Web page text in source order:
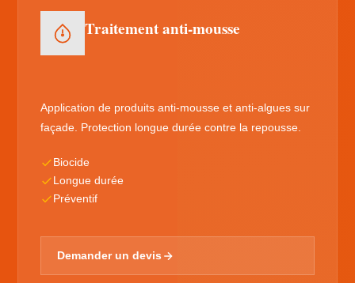
Traitement anti-mousse
Application de produits anti-mousse et anti-algues sur
façade. Protection longue durée contre la repousse.
Biocide
Longue durée
Préventif
Demander un devis